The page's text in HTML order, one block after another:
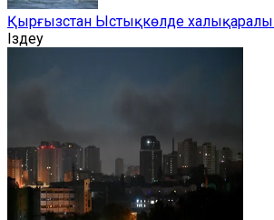
Қырғызстан Ыстықкөлде
Іздеу